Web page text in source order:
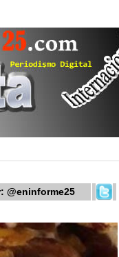
@eninforme25